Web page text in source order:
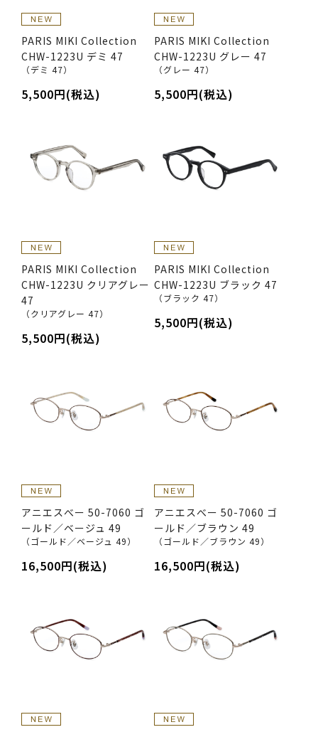
PARIS MIKI Collection
CHW-1223U デミ 47
（デミ 47）
5,500円(税込)
PARIS MIKI Collection
CHW-1223U グレー 47
（グレー 47）
5,500円(税込)
PARIS MIKI Collection
CHW-1223U クリアグレー
47
（クリアグレー 47）
5,500円(税込)
PARIS MIKI Collection
CHW-1223U ブラック 47
（ブラック 47）
5,500円(税込)
アニエスべー 50-7060 ゴ
ールド／ベージュ 49
（ゴールド／ベージュ 49）
16,500円(税込)
アニエスべー 50-7060 ゴ
ールド／ブラウン 49
（ゴールド／ブラウン 49）
16,500円(税込)